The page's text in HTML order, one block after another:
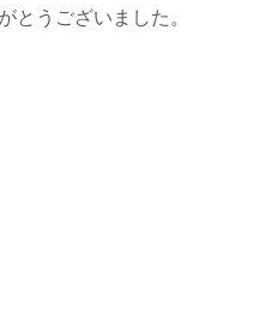
とうございました。